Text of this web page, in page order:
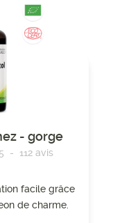
- gorge
5 - 112 avis
facile grâce
de charme.